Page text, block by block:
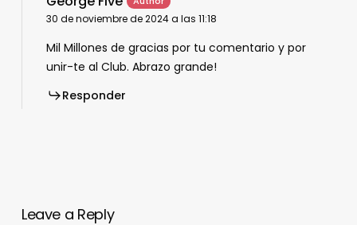
30 de noviembre de 2024 a las 11:18
Mil Millones de gracias por tu comentario y por
unir-te al Club. Abrazo grande!
Responder
Leave a Reply